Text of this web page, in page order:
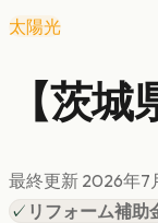
太陽光
【茨
最終更新 2026年7
✓ リフォーム補助